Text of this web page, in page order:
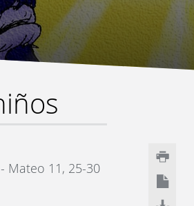
- Mateo 11, 25-30